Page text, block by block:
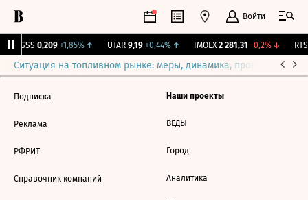
Войти
RGSS 0,209 +1,85%↑ UTAR 9,19 +0,44%↑ IMOEX 2 281,31 -0,2%↓ RTSI
Ситуация на топливном рынке: меры, динамика, прогнозы
Подписка
Реклама
РФРИТ
Справочник компаний
Наши проекты
ВЕДЫ
Город
Аналитика